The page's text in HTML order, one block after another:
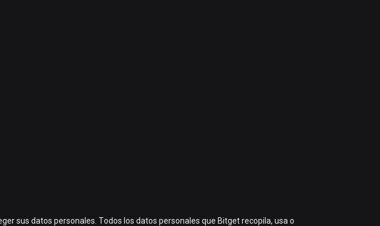
sus datos personales. Todos los datos personales que Bitget recopila, usa o